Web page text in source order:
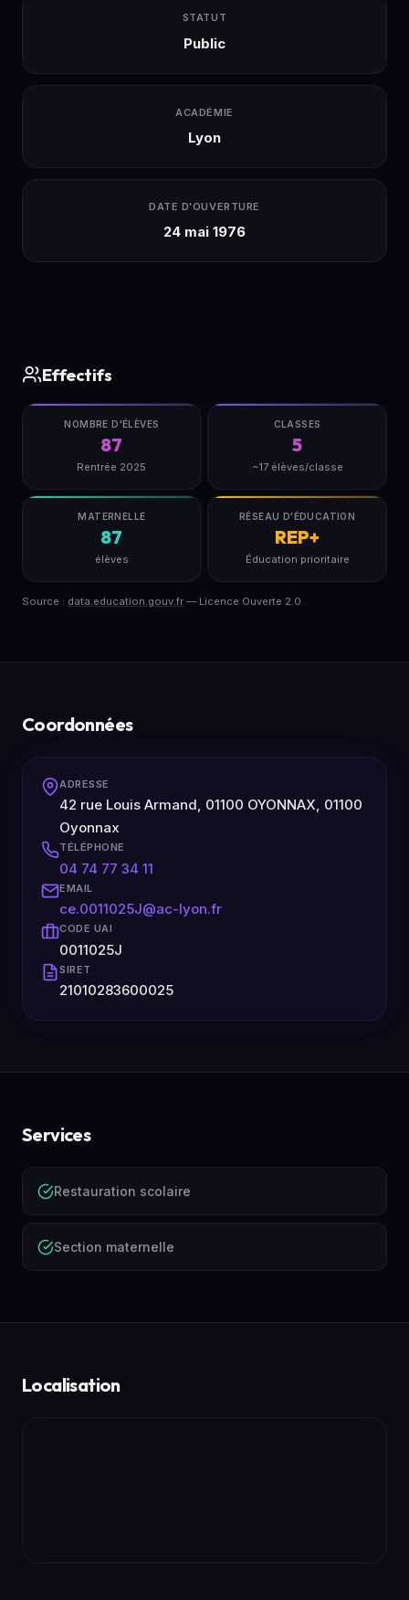
STATUT
Public
ACADÉMIE
Lyon
DATE D'OUVERTURE
24 mai 1976
Effectifs
NOMBRE D'ÉLÈVES
87
Rentrée 2025
CLASSES
5
~17 élèves/classe
MATERNELLE
87
élèves
RÉSEAU D'ÉDUCATION
REP+
Éducation prioritaire
Source : data.education.gouv.fr — Licence Ouverte 2.0
Coordonnées
ADRESSE
42 rue Louis Armand, 01100 OYONNAX, 01100
Oyonnax
TÉLÉPHONE
04 74 77 34 11
EMAIL
ce.0011025J@ac-lyon.fr
CODE UAI
0011025J
SIRET
21010283600025
Services
Restauration scolaire
Section maternelle
Localisation